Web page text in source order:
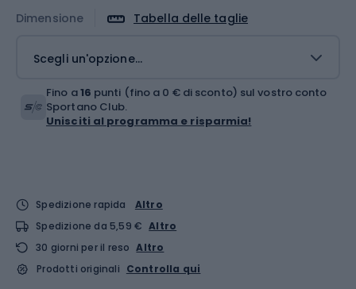
Dimensione Tabella delle taglie
Scegli un'opzione...
Fino a16 punti (fino a 0 € di sconto) sul vostro conto
Sportano Club.
Unisciti al programma e risparmia!
Spedizione rapida
Altro
Spedizione da 5,59 € Altro
30 giorni per il reso Altro
Prodotti originali Controlla qui